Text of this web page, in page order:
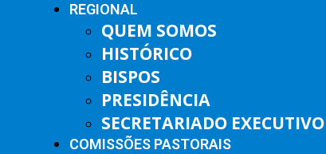
REGIONAL
QUEM SOMOS
HISTÓRICO
BISPOS
PRESIDÊNCIA
SECRETARIADO EXECUTIVO
COMISSÕES PASTORAIS